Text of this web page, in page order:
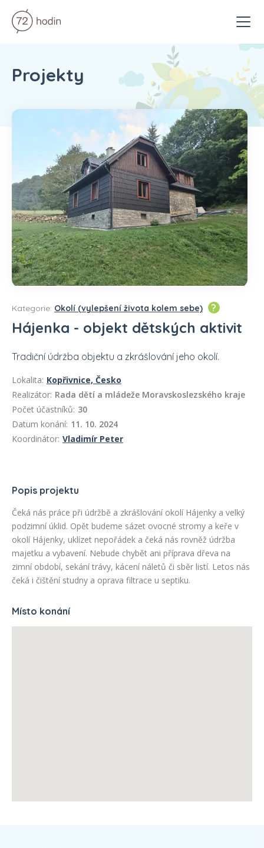
Menu
Projekty
Kategorie: Okolí (vylepšení života kolem sebe) ?
Hájenka - objekt dětských aktivit
Tradiční údržba objektu a zkrášlování jeho okolí.
Lokalita: Kopřivnice, Česko
Realizátor: Rada dětí a mládeže Moravskoslezského kraje
Počet účastníků: 30
Datum konání: 11. 10. 2024
Koordinátor: Vladimír Peter
Popis projektu
Čeká nás práce při údržbě a zkrášlování okolí Hájenky a velký
podzimní úklid. Opět budeme sázet ovocné stromy a keře v
okolí Hájenky, uklízet nepořádek a čeká nás rovněž údržba
majetku a vybavení. Nebude chybět ani příprava dřeva na
zimní období, sekání trávy, kácení náletů či sběr listí. Letos nás
čeká i čištění studny a oprava filtrace u septiku.
Místo konání